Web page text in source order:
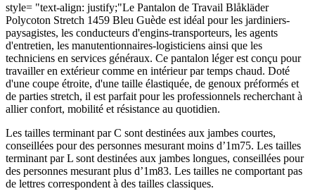
style= "text-align: justify;"Le Pantalon de Travail Blåkläder
Polycoton Stretch 1459 Bleu Guède est idéal pour les jardiniers-
paysagistes, les conducteurs d'engins-transporteurs, les agents
d'entretien, les manutentionnaires-logisticiens ainsi que les
techniciens en services généraux. Ce pantalon léger est conçu pour
travailler en extérieur comme en intérieur par temps chaud. Doté
d'une coupe étroite, d'une taille élastiquée, de genoux préformés et
de parties stretch, il est parfait pour les professionnels recherchant à
allier confort, mobilité et résistance au quotidien.
Les tailles terminant par C sont destinées aux jambes courtes,
conseillées pour des personnes mesurant moins d’1m75. Les tailles
terminant par L sont destinées aux jambes longues, conseillées pour
des personnes mesurant plus d’1m83. Les tailles ne comportant pas
de lettres correspondent à des tailles classiques.